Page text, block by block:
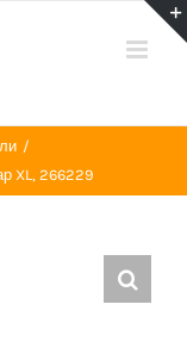
XL, 266229